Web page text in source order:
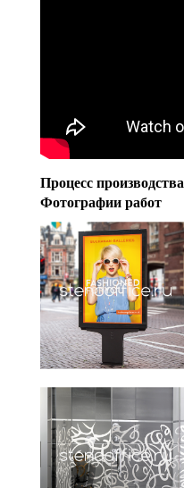
Процесс производства
Фотографии работ